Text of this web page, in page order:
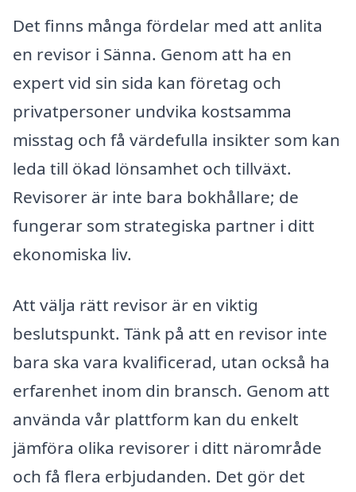
Det finns många fördelar med att anlita
en revisor i Sänna. Genom att ha en
expert vid sin sida kan företag och
privatpersoner undvika kostsamma
misstag och få värdefulla insikter som kan
leda till ökad lönsamhet och tillväxt.
Revisorer är inte bara bokhållare; de
fungerar som strategiska partner i ditt
ekonomiska liv.
Att välja rätt revisor är en viktig
beslutspunkt. Tänk på att en revisor inte
bara ska vara kvalificerad, utan också ha
erfarenhet inom din bransch. Genom att
använda vår plattform kan du enkelt
jämföra olika revisorer i ditt närområde
och få flera erbjudanden. Det gör det